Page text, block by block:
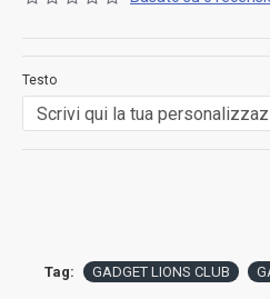
Testo
Tag: GADGET LIONS CLUB